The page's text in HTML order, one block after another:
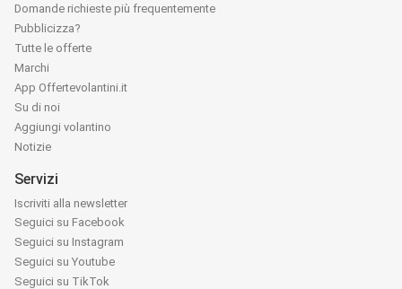
Domande richieste più frequentemente
Pubblicizza?
Tutte le offerte
Marchi
App Offertevolantini.it
Su di noi
Aggiungi volantino
Notizie
Servizi
Iscriviti alla newsletter
Seguici su Facebook
Seguici su Instagram
Seguici su Youtube
Seguici su TikTok